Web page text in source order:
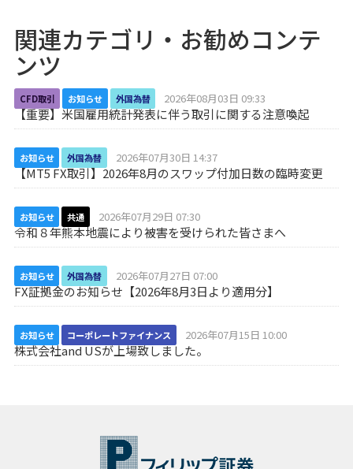
関連カテゴリ・お勧めコンテ
ンツ
CFD取引 お知らせ 外国為替 2026年08月03日 09:33
【重要】米国雇用統計発表に伴う取引に関する注意喚起
お知らせ 外国為替 2026年07月30日 14:37
【MT5 FX取引】2026年8月のスワップ付加日数の臨時変更
お知らせ 共通 2026年07月29日 07:30
令和８年熊本地震により被害を受けられた皆さまへ
お知らせ 外国為替 2026年07月27日 07:00
FX証拠金のお知らせ【2026年8月3日より適用分】
お知らせ コーポレートファイナンス 2026年07月15日 10:00
株式会社and USが上場致しました。